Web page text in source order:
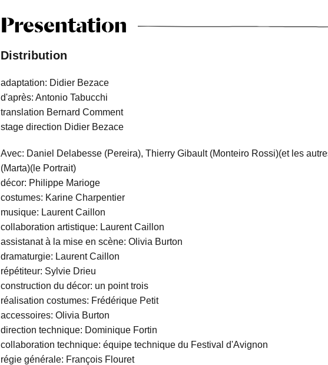
Presentation
Distribution
adaptation: Didier Bezace
d'après: Antonio Tabucchi
translation Bernard Comment
stage direction Didier Bezace
Avec: Daniel Delabesse (Pereira), Thierry Gibault (Monteiro Rossi)(et les
(Marta)(le Portrait)
décor: Philippe Marioge
costumes: Karine Charpentier
musique: Laurent Caillon
collaboration artistique: Laurent Caillon
assistanat à la mise en scène: Olivia Burton
dramaturgie: Laurent Caillon
répétiteur: Sylvie Drieu
construction du décor: un point trois
réalisation costumes: Frédérique Petit
accessoires: Olivia Burton
direction technique: Dominique Fortin
collaboration technique: équipe technique du Festival d'Avignon
régie générale: François Flouret